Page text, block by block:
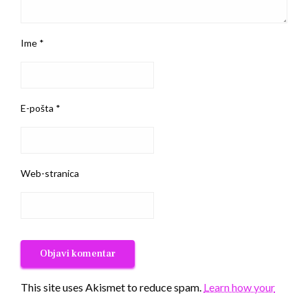
Ime *
E-pošta *
Web-stranica
This site uses Akismet to reduce spam. Learn how your